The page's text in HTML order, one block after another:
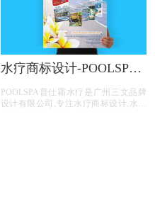
水疗商标设计-POOLSPA
POOLSPA普仕霸水疗是广州三文品牌
设计有限公司,专注水疗商标设计,水疗